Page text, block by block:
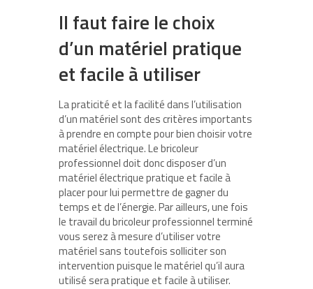
Il faut faire le choix
d’un matériel pratique
et facile à utiliser
La praticité et la facilité dans l’utilisation
d’un matériel sont des critères importants
à prendre en compte pour bien choisir votre
matériel électrique. Le bricoleur
professionnel doit donc disposer d’un
matériel électrique pratique et facile à
placer pour lui permettre de gagner du
temps et de l’énergie. Par ailleurs, une fois
le travail du bricoleur professionnel terminé
vous serez à mesure d’utiliser votre
matériel sans toutefois solliciter son
intervention puisque le matériel qu’il aura
utilisé sera pratique et facile à utiliser.